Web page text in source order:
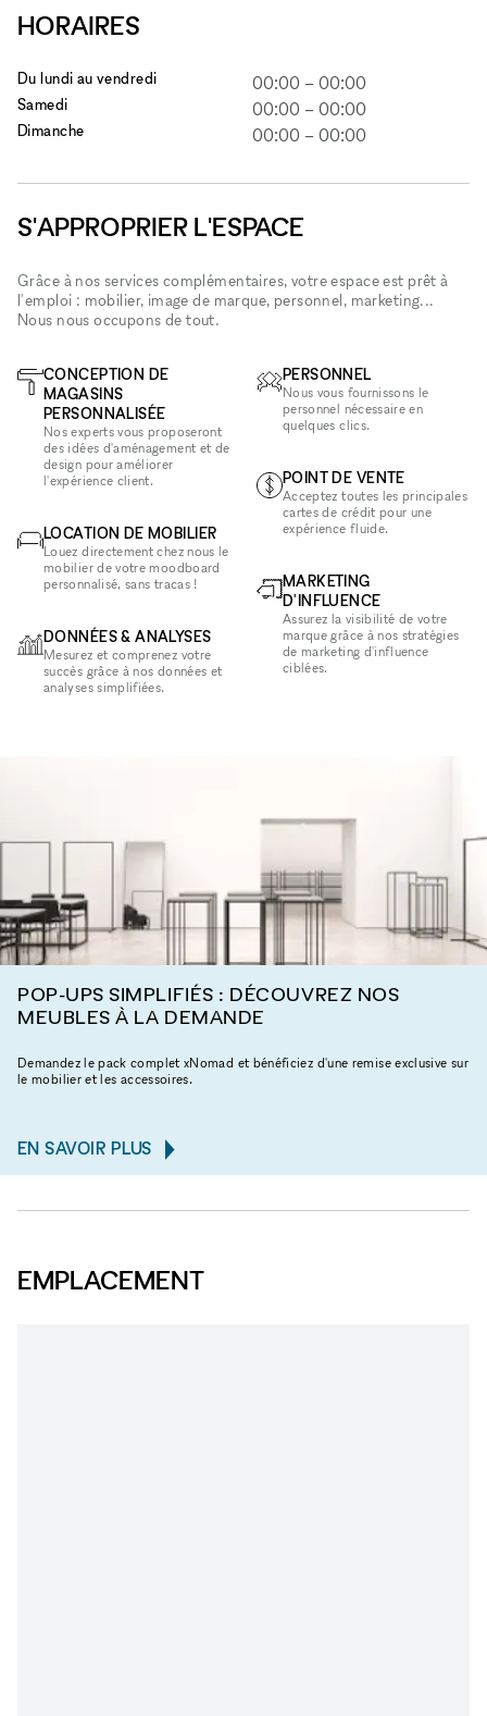
HORAIRES
Du lundi au vendredi 00:00 – 00:00
Samedi 00:00 – 00:00
Dimanche 00:00 – 00:00
S'APPROPRIER L'ESPACE
Grâce à nos services complémentaires, votre espace est prêt à
l'emploi : mobilier, image de marque, personnel, marketing...
Nous nous occupons de tout.
CONCEPTION DE
MAGASINS
PERSONNALISÉE
Nos experts vous proposeront
des idées d'aménagement et de
design pour améliorer
l'expérience client.
LOCATION DE MOBILIER
Louez directement chez nous le
mobilier de votre moodboard
personnalisé, sans tracas !
DONNÉES & ANALYSES
Mesurez et comprenez votre
succès grâce à nos données et
analyses simplifiées.
PERSONNEL
Nous vous fournissons le
personnel nécessaire en
quelques clics.
POINT DE VENTE
Acceptez toutes les principales
cartes de crédit pour une
expérience fluide.
MARKETING
D'INFLUENCE
Assurez la visibilité de votre
marque grâce à nos stratégies
de marketing d'influence
ciblées.
POP-UPS SIMPLIFIÉS : DÉCOUVREZ NOS
MEUBLES À LA DEMANDE
Demandez le pack complet xNomad et bénéficiez d'une remise exclusive sur
le mobilier et les accessoires.
EN SAVOIR PLUS
EMPLACEMENT